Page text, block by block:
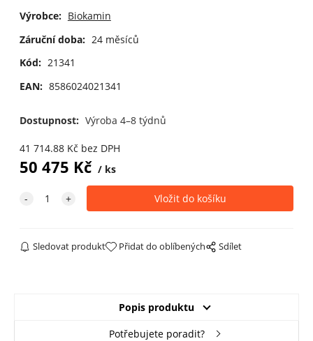
Výrobce: Biokamin
Záruční doba: 24 měsíců
Kód: 21341
EAN: 8586024021341
Dostupnost: Výroba 4–8 týdnů
41 714.88Kč bez DPH
50 475 Kč ks
Sledovat produkt Přidat do oblíbených Sdílet
Popis produktu
Potřebujete poradit?